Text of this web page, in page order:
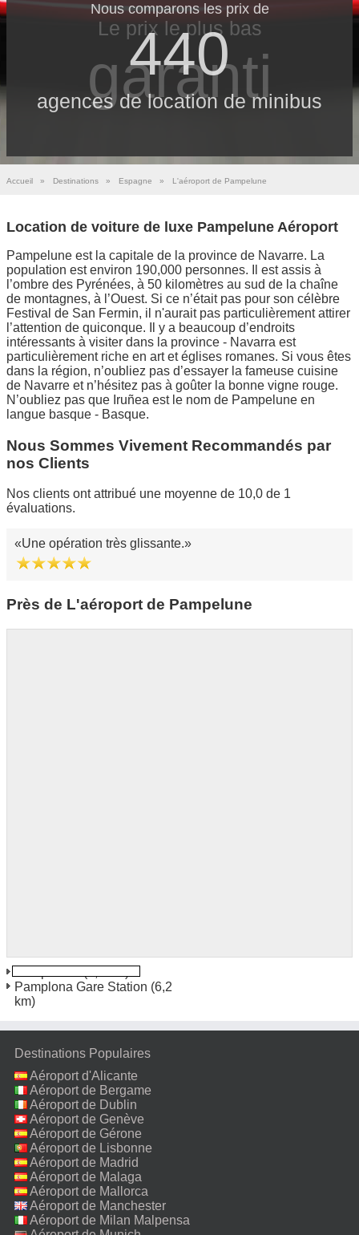
Nous comparons les prix de
440
agences de location de minibus
Le prix le​ plus bas
garanti
Accueil » Destinations » Espagne » L'aéroport de Pampelune
Location de voiture de luxe Pampelune Aéroport
Pampelune est la capitale de la province de Navarre. La
population est environ 190,000 personnes. Il est assis à
l’ombre des Pyrénées, à 50 kilomètres au sud de la chaîne
de montagnes, à l’Ouest. Si ce n’était pas pour son célèbre
Festival de San Fermin, il n'aurait pas particulièrement attirer
l’attention de quiconque. Il y a beaucoup d’endroits
intéressants à visiter dans la province - Navarra est
particulièrement riche en art et églises romanes. Si vous êtes
dans la région, n’oubliez pas d’essayer la fameuse cuisine
de Navarre et n’hésitez pas à goûter la bonne vigne rouge.
N’oubliez pas que Iruñea est le nom de Pampelune en
langue basque - Basque.
Nous Sommes Vivement Recommandés par
nos Clients
Nos clients ont attribué une moyenne de 10,0 de 1
évaluations.
Une opération très glissante.
Près de L'aéroport de Pampelune
Pamplona Gare Station (6,2
km)
Destinations Populaires
Aéroport d'Alicante
Aéroport de Bergame
Aéroport de Dublin
Aéroport de Genève
Aéroport de Gérone
Aéroport de Lisbonne
Aéroport de Madrid
Aéroport de Malaga
Aéroport de Mallorca
Aéroport de Manchester
Aéroport de Milan Malpensa